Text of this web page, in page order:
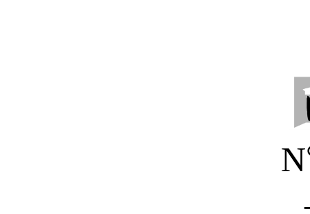
N